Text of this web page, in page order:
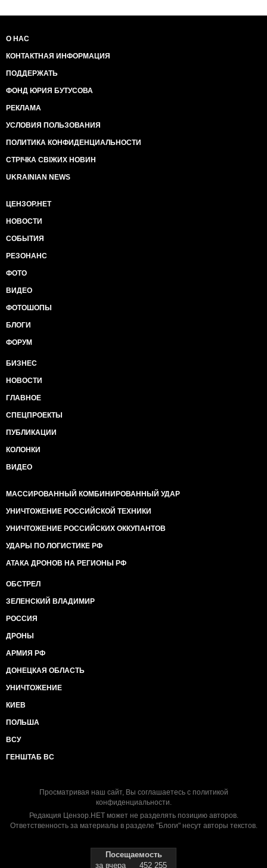
О НАС
КОНТАКТНАЯ ИНФОРМАЦИЯ
ПОДДЕРЖАТЬ
ФОНД ЮРИЯ БУТУСОВА
РЕКЛАМА
УСЛОВИЯ ПОЛЬЗОВАНИЯ
ПОЛИТИКА КОНФИДЕНЦИАЛЬНОСТИ
СТРІЧКА СВІЖИХ НОВИН
UKRAINIAN NEWS
ЦЕНЗОР.НЕТ
НОВОСТИ
СОБЫТИЯ
РЕЗОНАНС
ФОТО
ВИДЕО
ФОТОШОПЫ
БЛОГИ
ФОРУМ
БИЗНЕС
НОВОСТИ
ГЛАВНОЕ
СПЕЦПРОЕКТЫ
ПУБЛИКАЦИИ
КОЛОНКИ
ВИДЕО
МАССИРОВАННЫЙ КОМБИНИРОВАННЫЙ УДАР
УНИЧТОЖЕНИЕ РОССИЙСКОЙ ТЕХНИКИ
УНИЧТОЖЕНИЕ РОССИЙСКИХ ОККУПАНТОВ
УДАРЫ ПО ЛОГИСТИКЕ РФ
АТАКА ДРОНОВ НА РЕГИОНЫ РФ
ОБСТРЕЛ
ЗЕЛЕНСКИЙ ВЛАДИМИР
РОССИЯ
ДРОНЫ
АРМИЯ РФ
ДОНЕЦКАЯ ОБЛАСТЬ
УНИЧТОЖЕНИЕ
КИЕВ
ПОЛЬША
ВСУ
ГЕНШТАБ ВС
Просматривая наш сайт, Вы соглашаетесь с политикой
конфиденциальности.
Редакция Цензор.НЕТ может не разделять позицию авторов.
Ответственность за материалы в разделе "Блоги" несут авторы текстов.
Посещаемость
за вчера
452 255